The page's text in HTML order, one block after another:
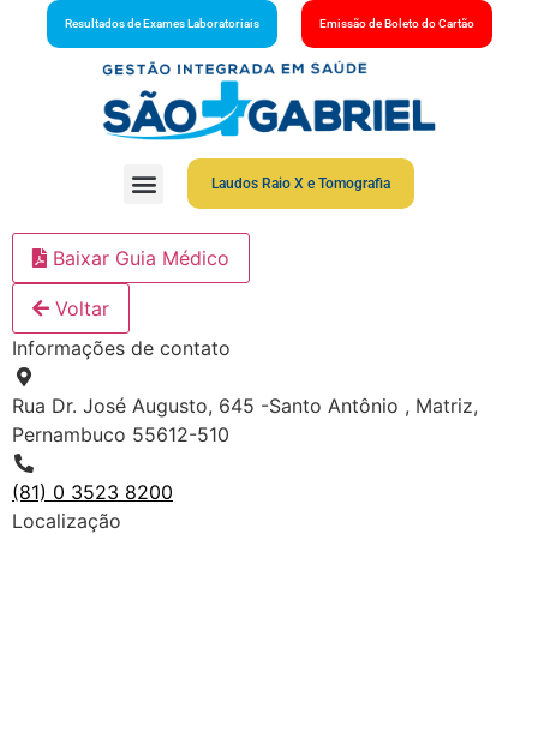
Resultados de Exames Laboratoriais Emissão de Boleto do Cartão
Laudos Raio X e Tomografia
Baixar Guia Médico
Voltar
Informações de contato
Rua Dr. José Augusto, 645 -Santo Antônio , Matriz,
Pernambuco 55612-510
(81) 0 3523 8200
Localização